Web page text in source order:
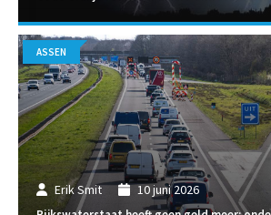
Erik Smit 10 juni 2026
ASSEN